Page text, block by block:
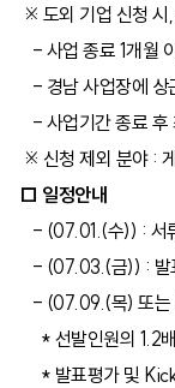
※ 도외 기업 신청 시
- 사업 종료 1개월
- 경남 사업장에 상
- 사업기간 종료 후
※ 신청 제외 분야 :
□ 일정안내
- (07.01.(수)) : 서
- (07.03.(금)) : 발
- (07.09.(목) 또
* 선발인원의 1.2
* 발표평가 및